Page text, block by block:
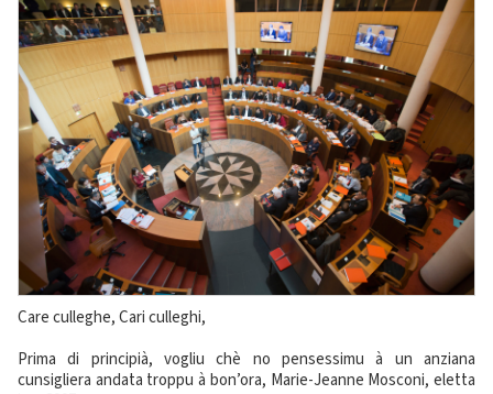
Care culleghe, Cari culleghi,
Prima di principià, vogliu chè no pensessimu à un anziana
cunsigliera andata troppu à bon’ora, Marie-Jeanne Mosconi, eletta